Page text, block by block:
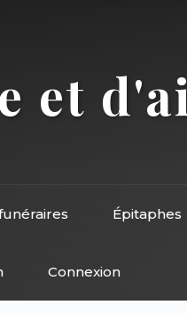
et
Épitaphes
Connexion